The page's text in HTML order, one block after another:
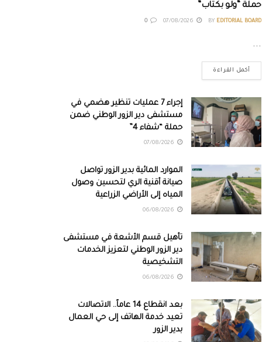
حملة “ولو بكتاب”
BY EDITORIAL BOARD
0
...
أكمل القراءة
إجراء 7 عمليات تنظير هضمي في
مستشفى دير الزور الوطني ضمن
حملة “شفاء 4”
الموارد المائية بدير الزور تواصل
صيانة أقنية الري لتحسين وصول
المياه إلى الأراضي الزراعية
تأهيل قسم الأشعة في مستشفى
دير الزور الوطني لتعزيز الخدمات
التشخيصية
بعد انقطاع 14 عاماً.. الاتصالات
تعيد خدمة الهاتف إلى حي العمال
بدير الزور